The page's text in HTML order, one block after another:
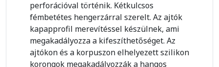
perforációval történik. Kétkulcsos
fémbetétes hengerzárral szerelt. Az ajtók
kapapprofil merevítéssel készülnek, ami
megakadályozza a kifeszíthetőséget. Az
ajtókon és a korpuszon elhelyezett szilikon
korongok megakadályozzák a hangos